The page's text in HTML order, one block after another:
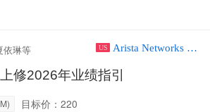
依琳等 US Arista Networks Inc
修2026年业绩指引
目标价：220